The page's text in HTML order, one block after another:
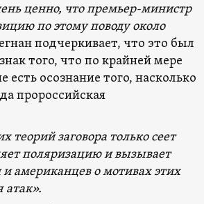
ценно, что премьер-министр
по этому поводу около
подчеркивает, что это был
того, что по крайней мере
осознание того, насколько
пророссийская
теорий заговора только сеет
поляризацию и вызывает
американцев о мотивах этих